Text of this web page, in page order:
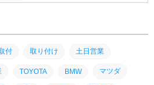
付 取り付け 土日営業
TOYOTA BMW マツダ